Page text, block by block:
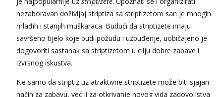
nezaboravan doživljaj striptiza sa striptizetom san je mnogih
mlađih i starijih muškaraca. Budući da striptizete imaju
savršeno tijelo koje budi požudu i uzbuđenje, uobičajeno je
dogovoriti sastanak sa striptizetom u cilju dobre zabave i
izvrsnog iskustva.
Ne samo da striptiz uz atraktivne striptizete može biti sjajan
način za zabavu, već ii za otkrivanje novog vida zadovoljstva